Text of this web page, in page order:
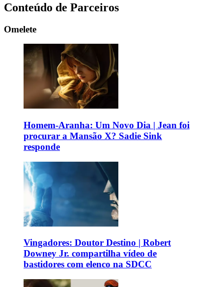
Conteúdo de Parceiros
Omelete
Homem-Aranha: Um Novo Dia | Jean foi
procurar a Mansão X? Sadie Sink
responde
Vingadores: Doutor Destino | Robert
Downey Jr. compartilha vídeo de
bastidores com elenco na SDCC